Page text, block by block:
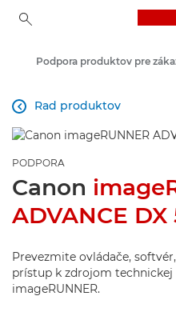
Rad produktov

PODPORA
Canon
ADVANCE DX
Prevezmite ovládače,
prístup k zdrojom
imageRUNNER.